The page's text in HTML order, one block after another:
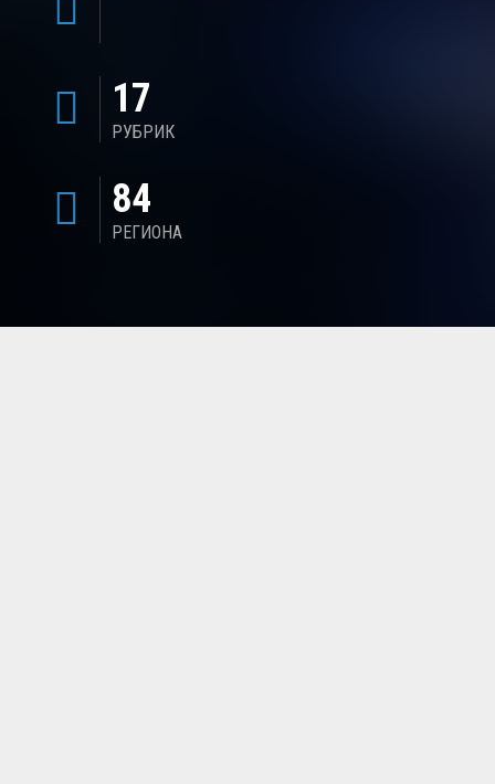
17
РУБРИК
84
РЕГИОНА